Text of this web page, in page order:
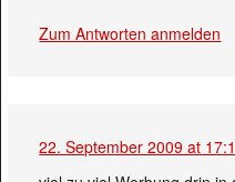
Zum Antworten anmelden
22. September 2009 at